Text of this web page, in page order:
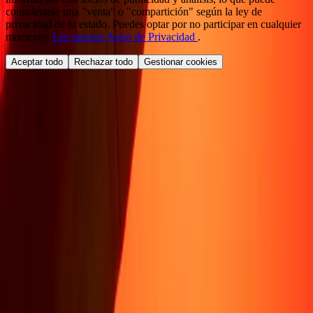
considerarse una "venta" o "compartición" según la ley de
privacidad de tu estado. Puedes optar por no participar en cualquier
momento. Lee nuestro Aviso de Privacidad .
Aceptar todo Rechazar todo Gestionar cookies